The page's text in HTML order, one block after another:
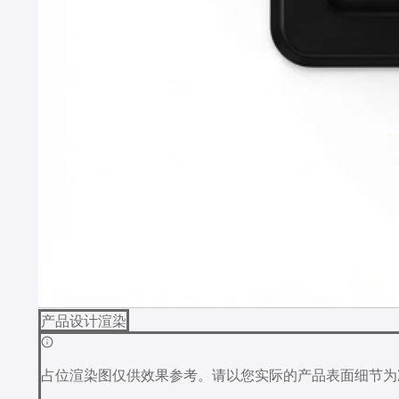
产品设计渲染
占位渲染图仅供效果参考。请以您实际的产品表面细节